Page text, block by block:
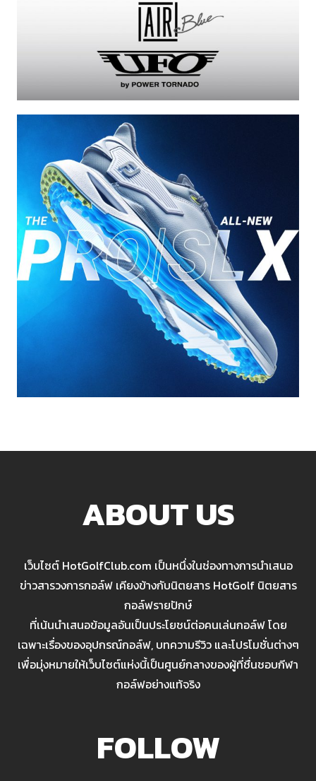
ABOUT US
เว็บไซต์ HotGolfClub.com เป็นหนึ่งในช่องทางการนำเสนอ
ข่าวสารวงการกอล์ฟ เคียงข้างกับนิตยสาร HotGolf นิตยสาร
กอล์ฟรายปักษ์
ที่เน้นนำเสนอข้อมูลอันเป็นประโยชน์ต่อคนเล่นกอล์ฟ โดย
เฉพาะเรื่องของอุปกรณ์กอล์ฟ, บทความรีวิว และโปรโมชั่นต่างๆ
เพื่อมุ่งหมายให้เว็บไซต์แห่งนี้เป็นศูนย์กลางของผู้ที่ชื่นชอบกีฬา
กอล์ฟอย่างแท้จริง
FOLLOW